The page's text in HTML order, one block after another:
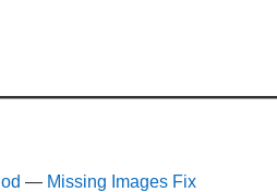
— Missing Images Fix